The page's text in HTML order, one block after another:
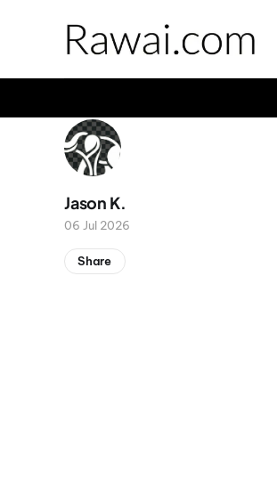
Jason K.
06 Jul 2026
Share